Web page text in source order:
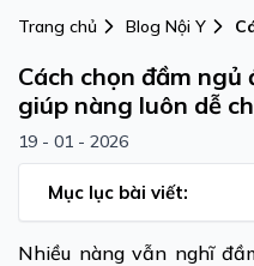
Trang chủ Blog Nội Y
Cách chọn đầm
giúp nàng luôn dễ
19 - 01 - 2026
Mục lục bài viết:
Nhiều nàng vẫn nghĩ